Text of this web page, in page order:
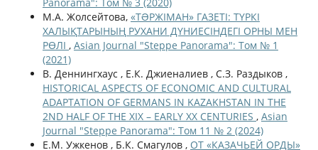
М.А. Жолсейтова, «ТƏРЖІМАН» ГАЗЕТІ: ТҮРКІ
ХАЛЫҚТАРЫНЫҢ РУХАНИ ДҮНИЕСІНДЕГІ ОРНЫ МЕН
РӨЛІ , Asian Journal "Steppe Panorama": Том № 1
(2021)
В. Деннингхаус , Е.К. Джиеналиев , С.З. Раздыков ,
HISTORICAL ASPECTS OF ECONOMIC AND CULTURAL
ADAPTATION OF GERMANS IN KAZAKHSTAN IN THE
2ND HALF OF THE XIX – EARLY XX CENTURIES , Asian
Journal "Steppe Panorama": Том 11 № 2 (2024)
Е.М. Ужкенов , Б.К. Смагулов , ОТ «КАЗАЧЬЕЙ ОРДЫ»